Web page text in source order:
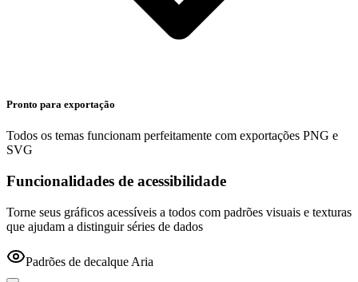
Pronto para exportação
Todos os temas funcionam perfeitamente com exportações PNG e
SVG
Funcionalidades de acessibilidade
Torne seus gráficos acessíveis a todos com padrões visuais e texturas
que ajudam a distinguir séries de dados
Padrões de decalque Aria